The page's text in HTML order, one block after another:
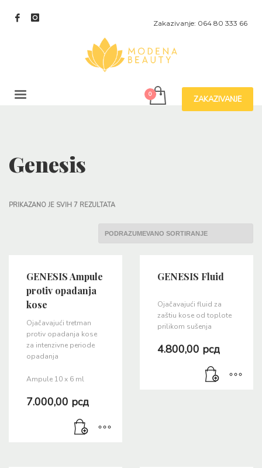
Zakazivanje: 064 80 333 66
ZAKAZIVANJE
Genesis
PRIKAZANO JE SVIH 7 REZULTATA
GENESIS Ampule
protiv opadanja
kose
Ojačavajući tretman
protiv opadanja kose
za intenzivne periode
opadanja
Ampule 10 x 6 ml
7.000,00 рсд
GENESIS Fluid
Ojačavajući fluid za
zaštiu kose od toplote
prilikom sušenja
4.800,00 рсд